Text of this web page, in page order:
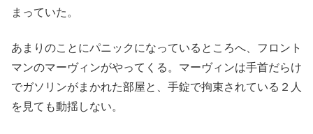
まっていた。
あまりのことにパニックになっているところへ、フロント
マンのマーヴィンがやってくる。マーヴィンは手首だらけ
でガソリンがまかれた部屋と、手錠で拘束されている２人
を見ても動揺しない。